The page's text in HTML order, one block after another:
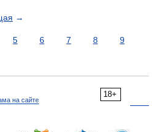
→
5 6 7 8
9
18+
на сайте